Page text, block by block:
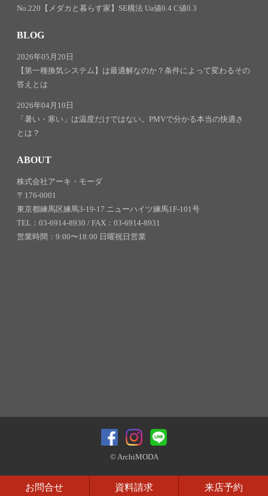
お問合せ 資料請求 来店予約
No.220【メダカと暮らす家】SE構法 Ua値0.4 C値0.3
BLOG
2026年05月20日
【第一種換気システム】は最適解なのか？条件によって変わるその
答えとは
2026年04月10日
「暑い・寒い」は温度だけではない。PMVで分かる本当の快適さ
とは？
ABOUT
株式会社アーキ・モーダ
〒176-0001
東京都練馬区練馬3-19-17 ニューハイツ練馬1F-101号
TEL：03-6914-8930 / FAX：03-6914-8931
営業時間：9:00〜18:00 日曜祝日営業
© ArchiMODA